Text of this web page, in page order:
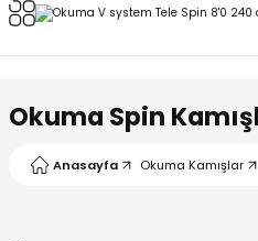
Okuma Spin
Anasayfa Okuma Kamışlar